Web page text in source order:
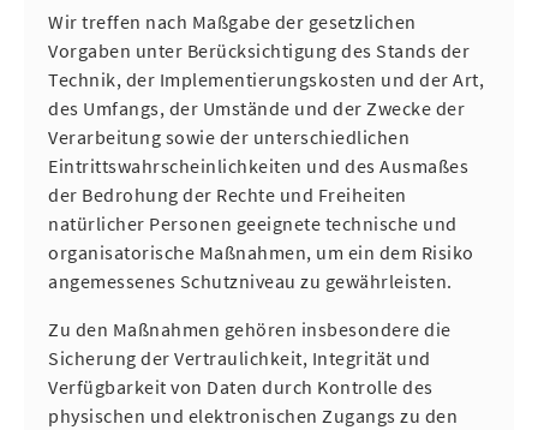
Wir treffen nach Maßgabe der gesetzlichen
Vorgaben unter Berücksichtigung des Stands der
Technik, der Implementierungskosten und der Art,
des Umfangs, der Umstände und der Zwecke der
Verarbeitung sowie der unterschiedlichen
Eintrittswahrscheinlichkeiten und des Ausmaßes
der Bedrohung der Rechte und Freiheiten
natürlicher Personen geeignete technische und
organisatorische Maßnahmen, um ein dem Risiko
angemessenes Schutzniveau zu gewährleisten.
Zu den Maßnahmen gehören insbesondere die
Sicherung der Vertraulichkeit, Integrität und
Verfügbarkeit von Daten durch Kontrolle des
physischen und elektronischen Zugangs zu den